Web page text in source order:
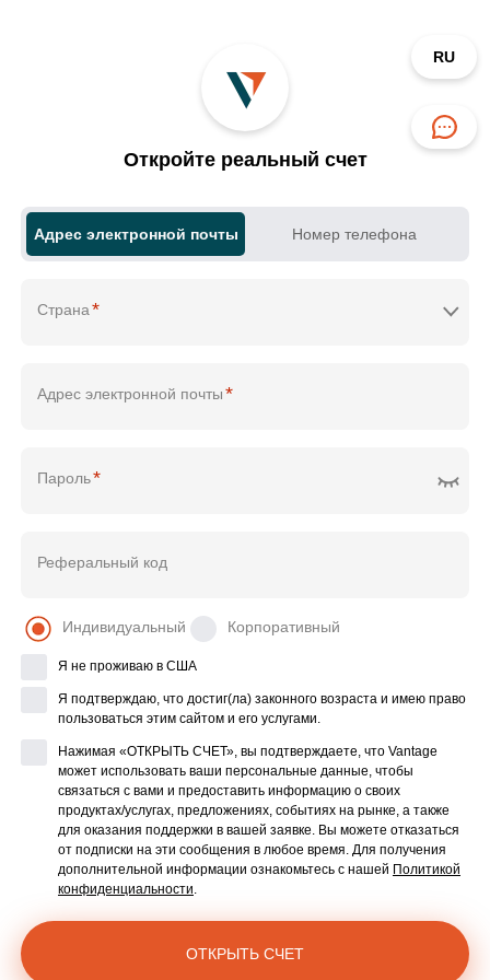
Откройте реальный счет
Адрес электронной почты Номер телефона
Страна*
Адрес электронной почты*
Пароль*
Реферальный код
Индивидуальный Корпоративный
Я не проживаю в США
Я подтверждаю, что достиг(ла) законного возраста и имею право
пользоваться этим сайтом и его услугами.
Нажимая «ОТКРЫТЬ СЧЕТ», вы подтверждаете, что Vantage
может использовать ваши персональные данные, чтобы
связаться с вами и предоставить информацию о своих
продуктах/услугах, предложениях, событиях на рынке, а также
для оказания поддержки в вашей заявке. Вы можете отказаться
от подписки на эти сообщения в любое время. Для получения
дополнительной информации ознакомьтесь с нашей Политикой
конфиденциальности.
ОТКРЫТЬ СЧЕТ
RU